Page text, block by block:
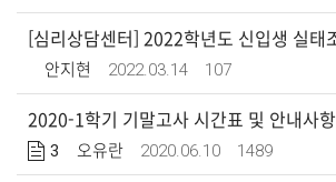
안지현 2022.03.14 107
2020-1학기 기말고사 시간표 및 안내사항
3 오유란 2020.06.10 1489